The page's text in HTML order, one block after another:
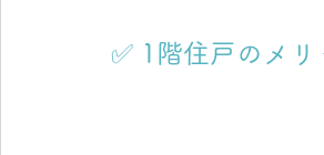
✅ 1階住戸のメリ